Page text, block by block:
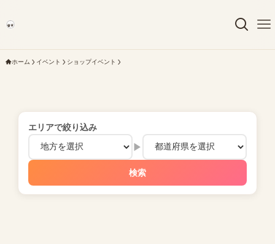
ホーム イベント ショップイベント
エリアで絞り込み
▶
検索